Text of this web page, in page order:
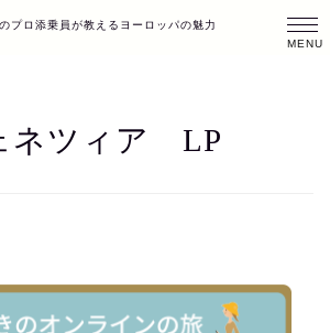
プロ添乗員が教えるヨーロッパの魅力
ネツィア LP